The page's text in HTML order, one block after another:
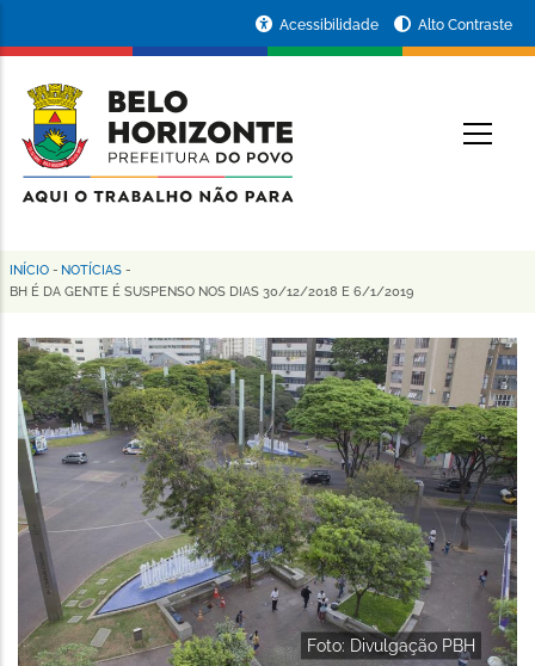
conteúdo
principal
da
Prefeitura
de
Horizonte
Acessibilidade Alto Contraste
Trilha
navegação
INÍCIO - NOTÍCIAS -
BH É DA GENTE É SUSPENSO NOS DIAS 30/12/2018 E 6/1/2019
Foto: Divulgação PBH